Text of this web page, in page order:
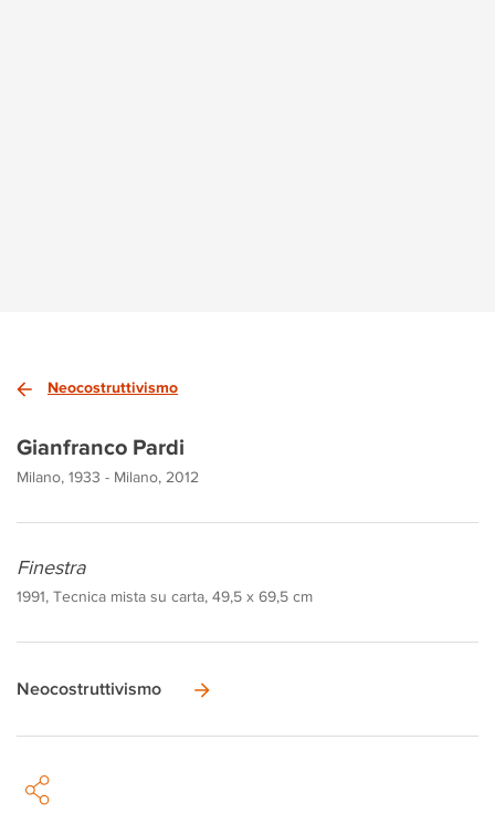
Neocostruttivismo
Gianfranco Pardi
Milano, 1933 - Milano, 2012
Finestra
1991, Tecnica mista su carta, 49,5 x 69,5 cm
Neocostruttivismo